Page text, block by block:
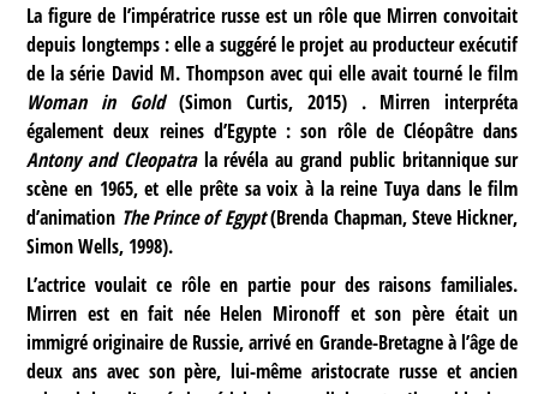
La figure de l’impératrice russe est un rôle que Mirren convoitait
depuis longtemps : elle a suggéré le projet au producteur exécutif
de la série David M. Thompson avec qui elle avait tourné le film
Woman in Gold (Simon Curtis, 2015) . Mirren interpréta
également deux reines d’Egypte : son rôle de Cléopâtre dans
Antony and Cleopatrala révéla au grand public britannique sur
scène en 1965, et elle prête sa voix à la reine Tuya dans le film
d’animation The Prince of Egypt(Brenda Chapman, Steve Hickner,
Simon Wells, 1998).
L’actrice voulait ce rôle en partie pour des raisons familiales.
Mirren est en fait née Helen Mironoff et son père était un
immigré originaire de Russie, arrivé en Grande-Bretagne à l’âge de
deux ans avec son père, lui-même aristocrate russe et ancien